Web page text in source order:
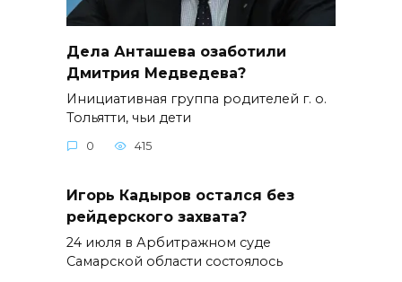
Дела Анташева озаботили
Дмитрия Медведева?
Инициативная группа родителей г. о.
Тольятти, чьи дети
0 415
Игорь Кадыров остался без
рейдерского захвата?
24 июля в Арбитражном суде
Самарской области состоялось